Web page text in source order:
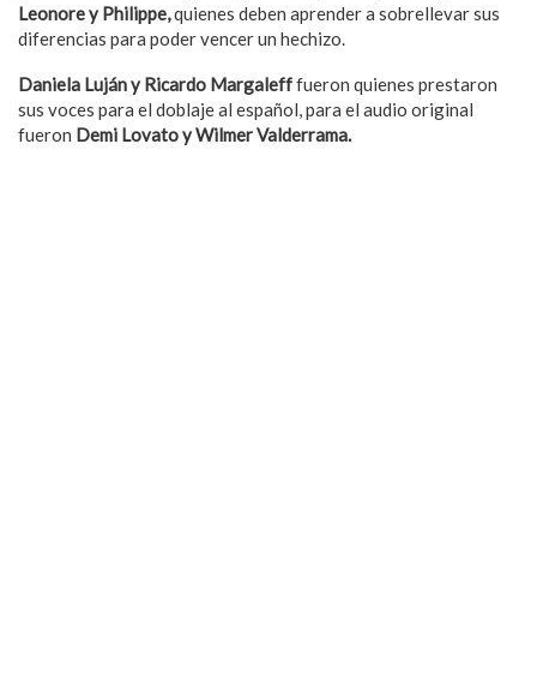
Leonore y Philippe,quienes deben aprender a sobrellevar sus
diferencias para poder vencer un hechizo.
Daniela Luján y Ricardo Margalefffueron quienes prestaron
sus voces para el doblaje al español, para el audio original
fueron Demi Lovato y Wilmer Valderrama.